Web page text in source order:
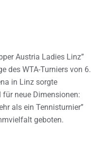
Austria Ladies Linz”
des WTA-Turniers von 6.
in Linz sorgte
neue Dimensionen:
als ein Tennisturnier”
geboten.